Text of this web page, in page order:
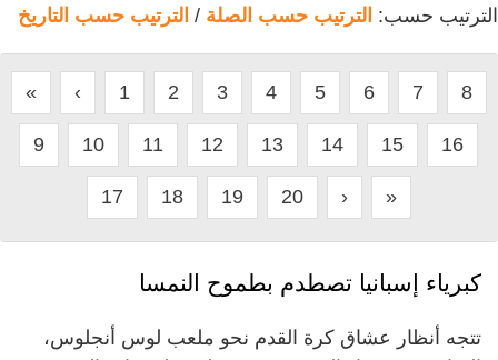
الترتيب حسب: الترتيب حسب الصلة / الترتيب حسب التاريخ
« ‹ 1 2 3 4 5 6 7 8
9 10 11 12 13 14 15 16
17 18 19 20 › »
كبرياء إسبانيا تصطدم بطموح النمسا
تتجه أنظار عشاق كرة القدم نحو ملعب لوس أنجلوس،